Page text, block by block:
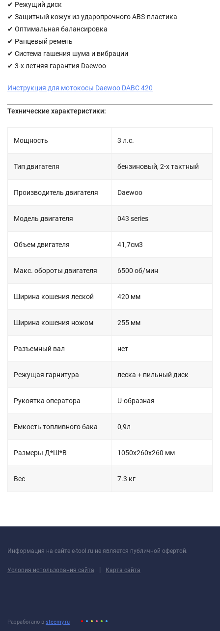
✔ Режущий диск
✔ Защитный кожух из ударопрочного ABS-пластика
✔ Оптимальная балансировка
✔ Ранцевый ремень
✔ Система гашения шума и вибрации
✔ 3-х летняя гарантия Daewoo
Инструкция для мотокосы Daewoo DABC 420
Технические характеристики:
Мощность 3 л.с.
Тип двигателя бензиновый, 2-х тактный
Производитель двигателя Daewoo
Модель двигателя 043 series
Объем двигателя 41,7см3
Макс. обороты двигателя 6500 об/мин
Ширина кошения леской 420 мм
Ширина кошения ножом 255 мм
Разъемный вал нет
Режущая гарнитура леска + пильный диск
Рукоятка оператора U-образная
Емкость топливного бака 0,9л
Размеры Д*Ш*В 1050х260х260 мм
Вес 7.3 кг
Информация на сайте e-tool.ru не является публичной офертой.
Условия использования сайта | Карта сайта
Разработано в steemy.ru